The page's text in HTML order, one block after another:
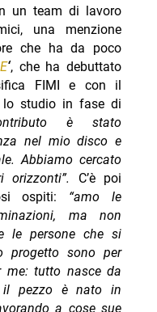
un team di lavoro
una menzione
che ha da poco
‘, che ha debuttato
FIMI e con il
lo studio in fase di
è stato
nel mio disco e
Abbiamo cercato
orizzonti”. C’è poi
ospiti: “amo le
ma non
le persone che si
progetto sono per
me: tutto nasce da
pezzo è nato in
a cose sue